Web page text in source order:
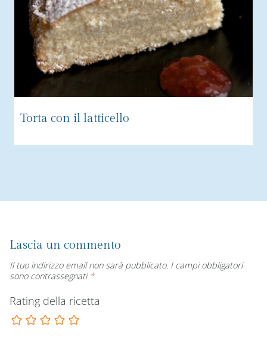
Torta con il latticello
Lascia un commento
Il tuo indirizzo email non sarà pubblicato. I campi obbligatori
sono contrassegnati *
Rating della ricetta